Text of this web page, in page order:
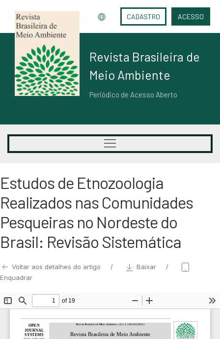
CADASTRO ACESSO
Revista Brasileira de
Meio Ambiente
Periódico de Acesso Aberto
Estudos de Etnozoologia
Realizados nas Comunidades
Pesqueiras no Nordeste do
Brasil: Revisão Sistemática
Voltar aos detalhes do artigo
Baixar
Enquadrar